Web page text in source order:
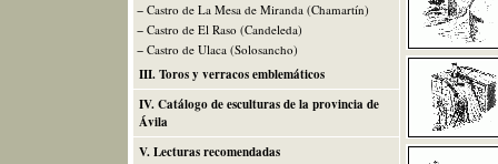
− Castro de La Mesa de Miranda (Chamartín)
− Castro de El Raso (Candeleda)
− Castro de Ulaca (Solosancho)
III. Toros y verracos emblemáticos
IV. Catálogo de esculturas de la provincia de
Ávila
V. Lecturas recomendadas